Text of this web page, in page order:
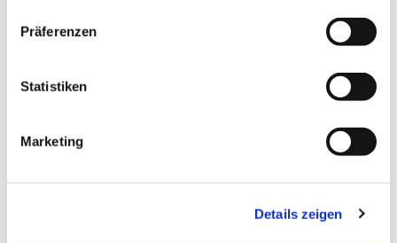
Präferenzen
Statistiken
Marketing
Details zeigen